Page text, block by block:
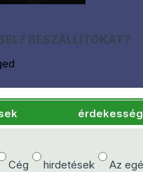
BESZÁLLÍTÓKAT?
Cég hirdetések Az